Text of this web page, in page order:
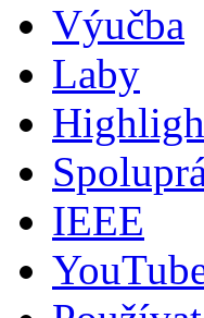
Výučba
Laby
IEEE